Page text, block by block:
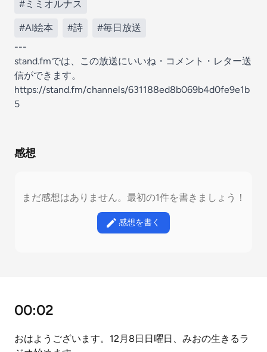
#ミミオルナス
#AI絵本 #詩
#毎日放送
---
stand.fmでは、この放送にいいね・コメント・レター送
信ができます。
https://stand.fm/channels/631188ed8b069b4d0fe9e1b
5
感想
まだ感想はありません。最初の1件を書きましょう！
感想を書く
00:02
おはようございます。12月8日日曜日、みおの生きるラ